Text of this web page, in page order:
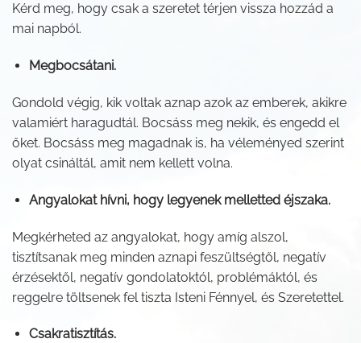
Kérd meg, hogy csak a szeretet térjen vissza hozzád a
mai napból.
Megbocsátani.
Gondold végig, kik voltak aznap azok az emberek, akikre
valamiért haragudtál. Bocsáss meg nekik, és engedd el
őket. Bocsáss meg magadnak is, ha véleményed szerint
olyat csináltál, amit nem kellett volna.
Angyalokat hívni, hogy legyenek melletted éjszaka.
Megkérheted az angyalokat, hogy amíg alszol,
tisztítsanak meg minden aznapi feszültségtől, negatív
érzésektől, negatív gondolatoktól, problémáktól, és
reggelre töltsenek fel tiszta Isteni Fénnyel, és Szeretettel.
Csakratisztítás.